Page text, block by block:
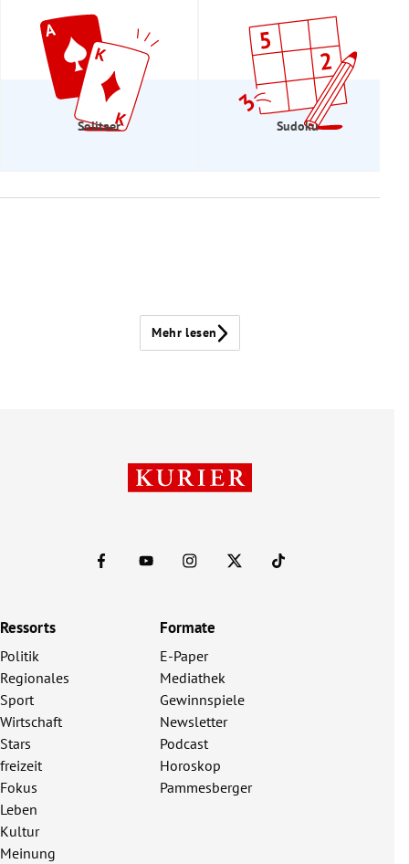
Solitaer Sudoku
Mehr lesen
Ressorts
Politik
Regionales
Sport
Wirtschaft
Stars
freizeit
Fokus
Leben
Kultur
Meinung
Formate
E-Paper
Mediathek
Gewinnspiele
Newsletter
Podcast
Horoskop
Pammesberger